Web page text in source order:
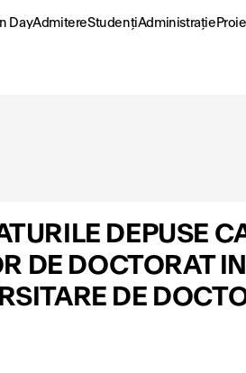
DayAdmitereStudențiAdministrație
DEPUSE
DE DOCTORAT
DE